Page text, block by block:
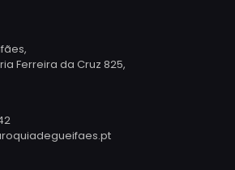
Ferreira da Cruz 825,